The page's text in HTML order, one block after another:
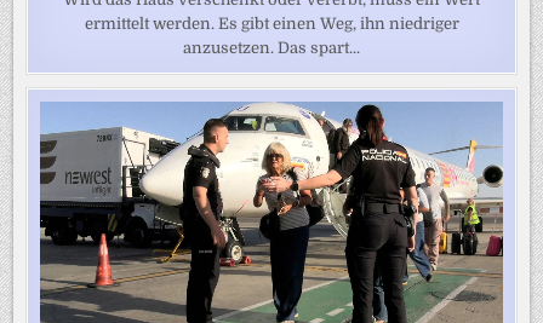
ermittelt werden. Es gibt einen Weg, ihn niedriger
anzusetzen. Das spart...